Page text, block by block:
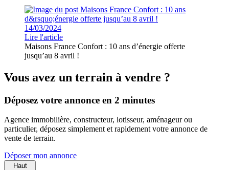
14/03/2024
Lire l'article
Maisons France Confort : 10 ans d’énergie offerte
jusqu’au 8 avril !
Vous avez un terrain à vendre ?
Déposez votre annonce en 2 minutes
Agence immobilière, constructeur, lotisseur, aménageur ou
particulier, déposez simplement et rapidement votre annonce de
vente de terrain.
Déposer mon annonce
Haut